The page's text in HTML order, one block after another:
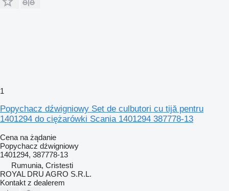
1
Popychacz dźwigniowy Set de culbutori cu tijă pentru
1401294 do ciężarówki Scania 1401294 387778-13
Cena na żądanie
Popychacz dźwigniowy
1401294, 387778-13
Rumunia, Cristesti
ROYAL DRU AGRO S.R.L.
Kontakt z dealerem